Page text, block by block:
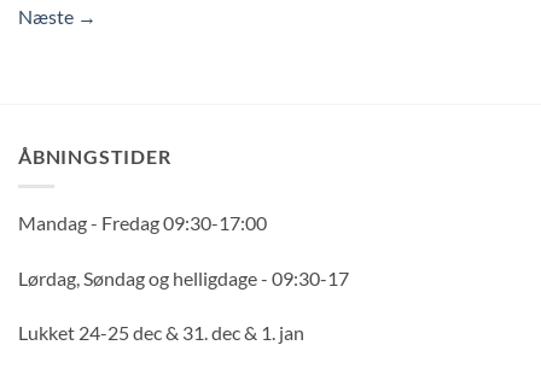
Næste →
ÅBNINGSTIDER
Mandag - Fredag 09:30-17:00
Lørdag, Søndag og helligdage - 09:30-17
Lukket 24-25 dec & 31. dec & 1. jan